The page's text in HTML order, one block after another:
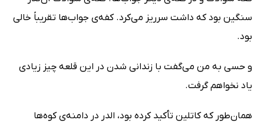
سنگین بود که داشت سرریز می‌کرد. کفه‌ی جواب‌ها تقریباً خالی
بود.
و حسی به من می‌گفت با زندانی شدن در این قلعه چیز زیادی
یاد نخواهم گرفت.
همان‌طور که کاتلین تأکید کرده بود، الدر در دامنه‌ی کوه‌ها